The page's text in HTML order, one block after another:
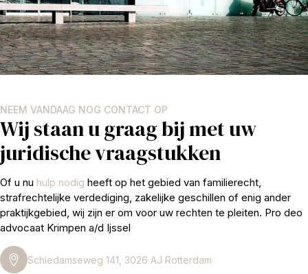
NEEM VANDAAG NOG CONTACT OP
Wij staan u graag bij met uw
juridische vraagstukken
Of u nu hulp nodig heeft op het gebied van familierecht,
strafrechtelijke verdediging, zakelijke geschillen of enig ander
praktijkgebied, wij zijn er om voor uw rechten te pleiten. Pro deo
advocaat Krimpen a/d Ijssel
Schiedamseweg 141, 3026 AJ Rotterdam